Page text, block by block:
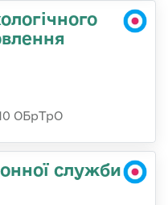
ОБрТрО
служби